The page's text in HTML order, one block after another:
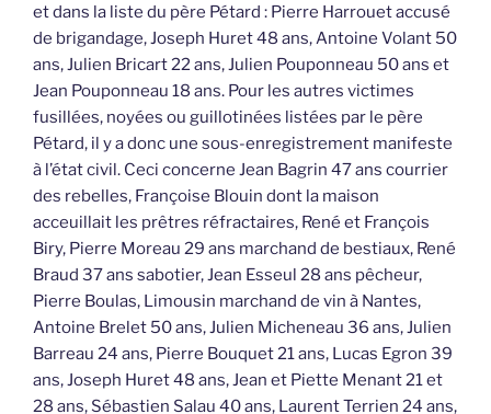
et dans la liste du père Pétard : Pierre Harrouet accusé
de brigandage, Joseph Huret 48 ans, Antoine Volant 50
ans, Julien Bricart 22 ans, Julien Pouponneau 50 ans et
Jean Pouponneau 18 ans. Pour les autres victimes
fusillées, noyées ou guillotinées listées par le père
Pétard, il y a donc une sous-enregistrement manifeste
à l’état civil. Ceci concerne Jean Bagrin 47 ans courrier
des rebelles, Françoise Blouin dont la maison
acceuillait les prêtres réfractaires, René et François
Biry, Pierre Moreau 29 ans marchand de bestiaux, René
Braud 37 ans sabotier, Jean Esseul 28 ans pêcheur,
Pierre Boulas, Limousin marchand de vin à Nantes,
Antoine Brelet 50 ans, Julien Micheneau 36 ans, Julien
Barreau 24 ans, Pierre Bouquet 21 ans, Lucas Egron 39
ans, Joseph Huret 48 ans, Jean et Piette Menant 21 et
28 ans, Sébastien Salau 40 ans, Laurent Terrien 24 ans,